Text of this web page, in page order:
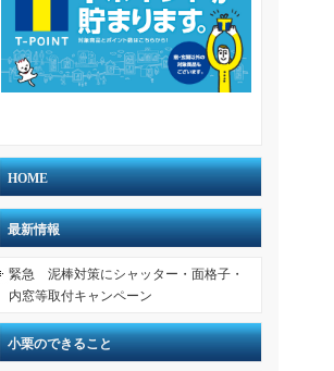
HOME
最新情報
緊急 泥棒対策にシャッター・面格子・
内窓等取付キャンペーン
小栗のできること